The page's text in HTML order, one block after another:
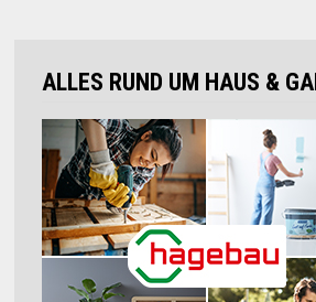
ALLES RUND UM HAUS &